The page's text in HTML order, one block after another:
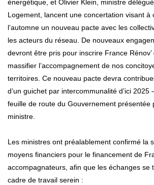
énergétique, et Olivier Klein, ministre
Logement, lancent une concertation visant à
l’automne un nouveau pacte avec les
les acteurs du réseau. De nouveaux
devront être pris pour inscrire France
massifier l’accompagnement de nos
territoires. Ce nouveau pacte devra
d’un guichet par intercommunalité d’ici 2025
feuille de route du Gouvernement présentée
ministre.
Les ministres ont préalablement confirmé la
moyens financiers pour le financement de
accompagnateurs, afin que les échanges se
cadre de travail serein :